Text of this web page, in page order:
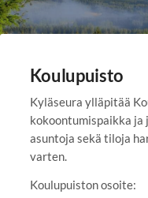
Koulupuisto
Kyläseura ylläpitää
kokoontumispaikka ja
asuntoja sekä tiloja
varten.
Koulupuiston osoite: